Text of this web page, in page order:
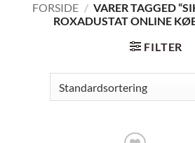
FORSIDE / VARER TAGGED
ROXADUSTAT ONLINE
FILTER